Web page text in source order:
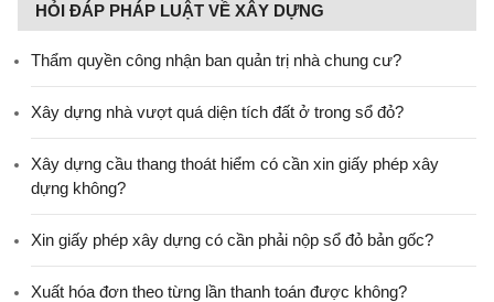
HỎI ĐÁP PHÁP LUẬT VỀ XÂY DỰNG
Thẩm quyền công nhận ban quản trị nhà chung cư?
Xây dựng nhà vượt quá diện tích đất ở trong sổ đỏ?
Xây dựng cầu thang thoát hiểm có cần xin giấy phép xây
dựng không?
Xin giấy phép xây dựng có cần phải nộp sổ đỏ bản gốc?
Xuất hóa đơn theo từng lần thanh toán được không?